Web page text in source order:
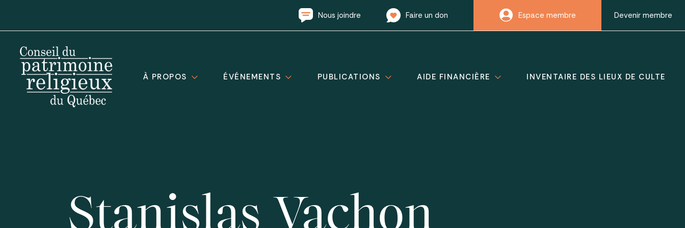
Nous joindre Faire un don Espace membre Devenir membre
À PROPOS ÉVÉNEMENTS PUBLICATIONS AIDE FINANCIÈRE INVENTAIRE DES LIEUX DE CULTE
Stanislas Vachon